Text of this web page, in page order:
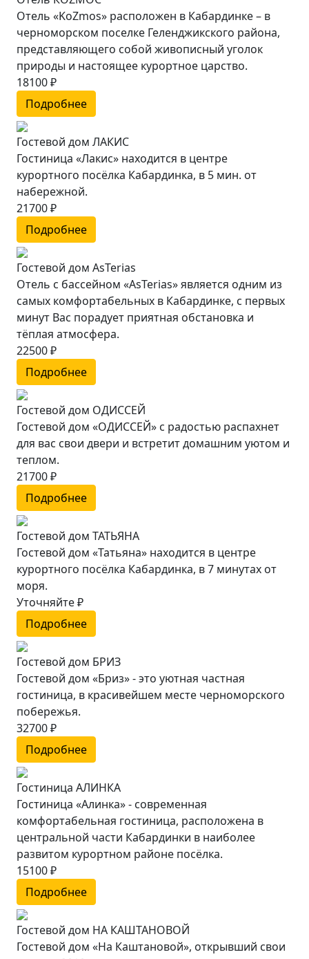
Отель «KoZmos» расположен в Кабардинке – в
черноморском поселке Геленджикского района,
представляющего собой живописный уголок
природы и настоящее курортное царство.
18100 ₽
Подробнее
Гостевой дом ЛАКИС
Гостиница «Лакис» находится в центре
курортного посёлка Кабардинка, в 5 мин. от
набережной.
21700 ₽
Подробнее
Гостевой дом AsTerias
Отель с бассейном «AsTerias» является одним из
самых комфортабельных в Кабардинке, с первых
минут Вас порадует приятная обстановка и
тёплая атмосфера.
22500 ₽
Подробнее
Гостевой дом ОДИССЕЙ
Гостевой дом «ОДИССЕЙ» с радостью распахнет
для вас свои двери и встретит домашним уютом и
теплом.
21700 ₽
Подробнее
Гостевой дом ТАТЬЯНА
Гостевой дом «Татьяна» находится в центре
курортного посёлка Кабардинка, в 7 минутах от
моря.
Уточняйте ₽
Подробнее
Гостевой дом БРИЗ
Гостевой дом «Бриз» - это уютная частная
гостиница, в красивейшем месте черноморского
побережья.
32700 ₽
Подробнее
Гостиница АЛИНКА
Гостиница «Алинка» - современная
комфортабельная гостиница, расположена в
центральной части Кабардинки в наиболее
развитом курортном районе посёлка.
15100 ₽
Подробнее
Гостевой дом НА КАШТАНОВОЙ
Гостевой дом «На Каштановой», открывший свои